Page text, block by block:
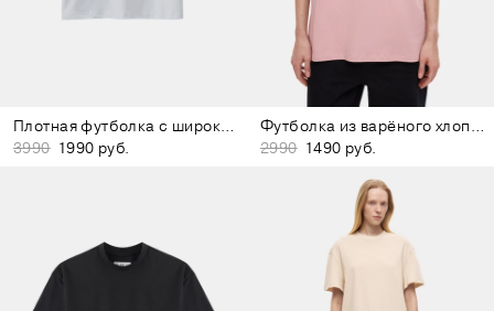
Плотная футболка с широким воротом светло-серая
3990 1990 руб.
Футболка из варёного хлопка розовая
2990 1490 руб.